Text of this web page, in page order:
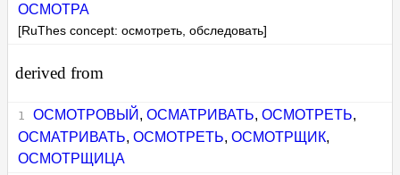
ОСМОТРА
[RuThes concept: осмотреть, обследовать]
derived from
ОСМОТРОВЫЙ , ОСМАТРИВАТЬ, ОСМОТРЕТЬ,
ОСМАТРИВАТЬ,ОСМОТРЕТЬ,ОСМОТРЩИК,
ОСМОТРЩИЦА